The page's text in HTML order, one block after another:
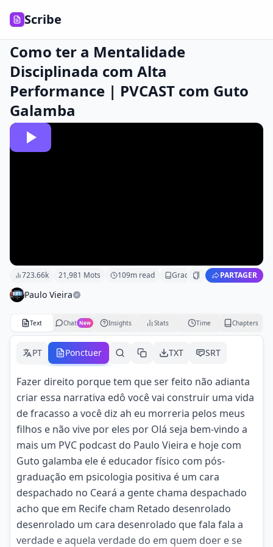
Scribe
Como ter a Mentalidade
Disciplinada com Alta
Performance | PVCAST com Guto
Galamba
723.66k 21,981 Mots 109m read Grade18 PARTAGER
Paulo Vieira
Text Chat New Insights Stats Time Chapters
PT Ponctuer TXT SRT
Fazer direito porque tem que ser feito não adianta
criar essa narrativa edô você vai construir uma vida
de fracasso a você diz ah eu morreria pelos meus
filhos e não vive por eles por Olá seja bem-vindo a
mais um PVC podcast do Paulo Vieira e hoje com
Guto galamba ele é educador físico com pós-
graduação em psicologia positiva é um cara
despachado no Ceará a gente chama despachado
acho que em Recife cham Retado desenrolado
desenrolado um cara desenrolado que fala fala a
verdade e aquela verdade do em quem doer e se